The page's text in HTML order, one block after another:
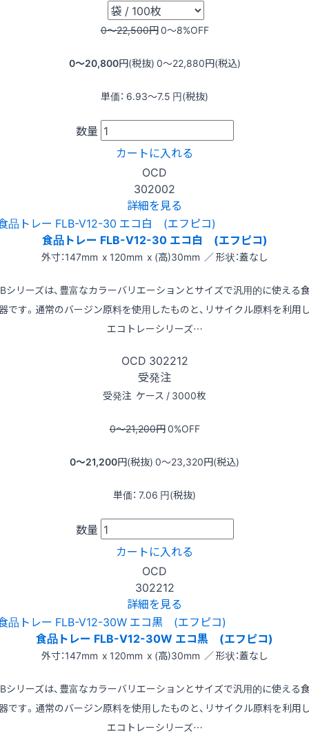
0〜22,500円0〜8%OFF
0〜20,800円(税抜) 0〜22,880円(税込)
単価： 6.93〜7.5 円(税抜)
数量
カートに入れる
OCD
302002
詳細を見る
食品トレー FLB-V12-30 エコ白 (エフピコ)
外寸：147mm x 120mm x (高)30mm ／ 形状：蓋なし
シリーズは、豊富なカラーバリエーションとサイズで汎用的に使える
です。通常のバージン原料を使用したものと、リサイクル原料を利用
エコトレーシリーズ…
OCD 302212
受発注
受発注 ケース / 3000枚
0〜21,200円0%OFF
0〜21,200円(税抜) 0〜23,320円(税込)
単価： 7.06 円(税抜)
数量
カートに入れる
OCD
302212
詳細を見る
食品トレー FLB-V12-30W エコ黒 (エフピコ)
外寸：147mm x 120mm x (高)30mm ／ 形状：蓋なし
シリーズは、豊富なカラーバリエーションとサイズで汎用的に使える
です。通常のバージン原料を使用したものと、リサイクル原料を利用
エコトレーシリーズ…